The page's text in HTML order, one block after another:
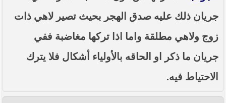
جريان ذلك عليه صدق الهجر بحيث تصير لاهي ذات
زوج ولاهي مطلقة واما اذا تركها مغاضبة ففي
جريان ما ذكر او الحاقه بالأولياء أشكال فلا يترك
الاحتياط فيه.